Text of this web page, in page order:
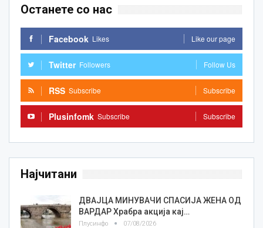
Останете со нас
Facebook Likes Like our page
Twitter Followers Follow Us
RSS Subscribe Subscribe
Plusinfomk Subscribe Subscribe
Најчитани
ДВАЈЦА МИНУВАЧИ СПАСИЈА ЖЕНА ОД
ВАРДАР Храбра акција кај…
Плусинфо 07/08/2026